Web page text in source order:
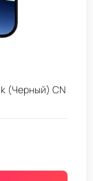
(Черный) CN